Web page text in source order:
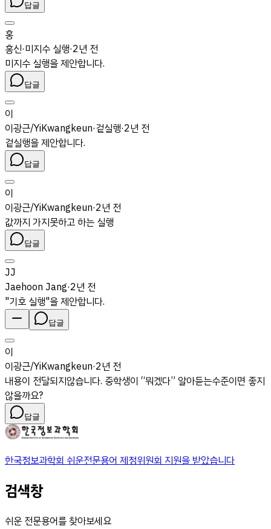
답글
홍
홍신·미지수 실행·2년 전
미지수 실행을 제안합니다.
답글
이
이광근/YiKwangkeun·겉실행·2년 전
겉실행을 제안합니다.
답글
이
이광근/YiKwangkeun·2년 전
값까지 가지못하고 하는 실행
답글
JJ
Jaehoon Jang·2년 전
"기호 실행"을 제안합니다.
답글
이
이광근/YiKwangkeun·2년 전
내용이 전달되지않습니다. 중학생이 “뭐겠다” 알아듣는수준이면 좋지
않을까요?
답글
한국정보과학회 쉬운전문용어 제정위원회 지원을 받았습니다
검색창
쉬운 전문용어를 찾아보세요